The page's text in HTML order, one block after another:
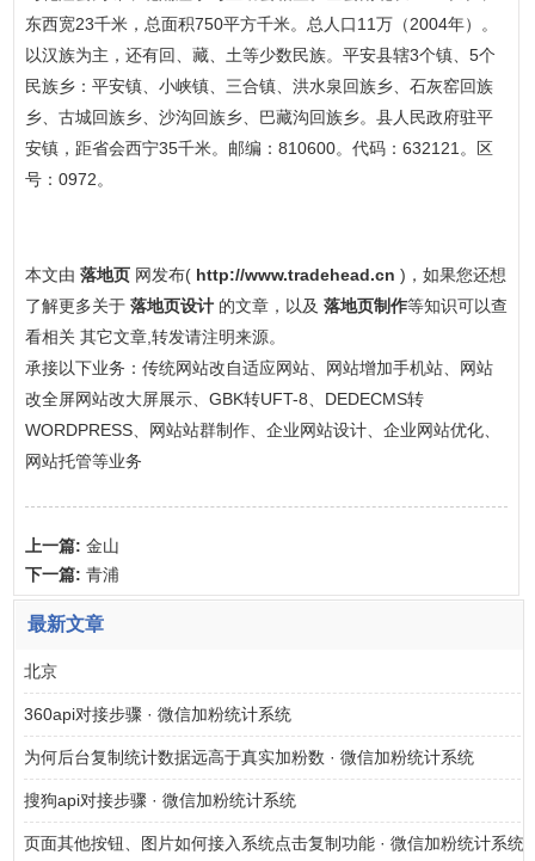
东西宽23千米，总面积750平方千米。总人口11万（2004年）。
以汉族为主，还有回、藏、土等少数民族。平安县辖3个镇、5个
民族乡：平安镇、小峡镇、三合镇、洪水泉回族乡、石灰窑回族
乡、古城回族乡、沙沟回族乡、巴藏沟回族乡。县人民政府驻平
安镇，距省会西宁35千米。邮编：810600。代码：632121。区
号：0972。
本文由 落地页 网发布( http://www.tradehead.cn )，如果您还想
了解更多关于 落地页设计 的文章，以及 落地页制作等知识可以查
看相关 其它文章,转发请注明来源。
承接以下业务：传统网站改自适应网站、网站增加手机站、网站
改全屏网站改大屏展示、GBK转UFT-8、DEDECMS转
WORDPRESS、网站站群制作、企业网站设计、企业网站优化、
网站托管等业务
上一篇: 金山
下一篇: 青浦
最新文章
北京
360api对接步骤 · 微信加粉统计系统
为何后台复制统计数据远高于真实加粉数 · 微信加粉统计系统
搜狗api对接步骤 · 微信加粉统计系统
页面其他按钮、图片如何接入系统点击复制功能 · 微信加粉统计系统